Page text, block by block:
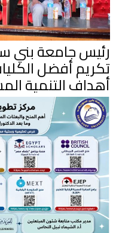
رئيس جامعة بني
تكريم أفضل
أهداف التنمية